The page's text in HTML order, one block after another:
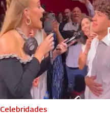
Celebridades